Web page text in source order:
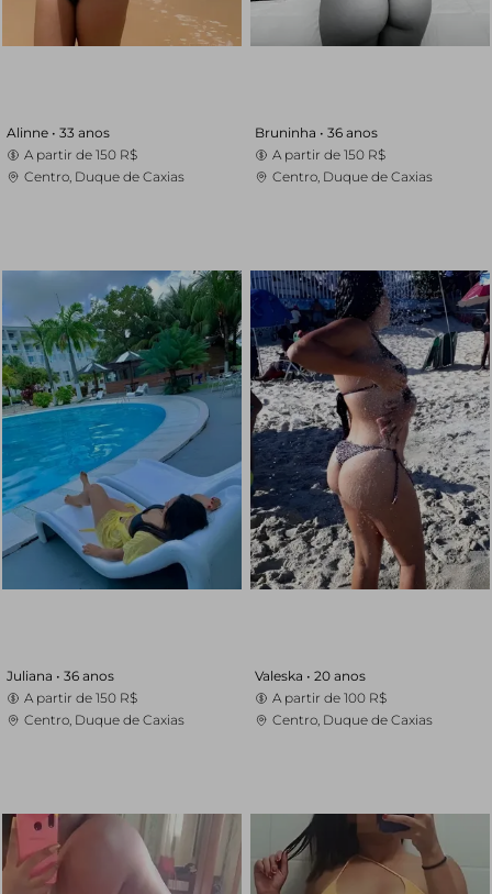
Alinne • 33 anos
A partir de 150 R$
Centro, Duque de Caxias
Bruninha • 36 anos
A partir de 150 R$
Centro, Duque de Caxias
Juliana • 36 anos
A partir de 150 R$
Centro, Duque de Caxias
Valeska • 20 anos
A partir de 100 R$
Centro, Duque de Caxias